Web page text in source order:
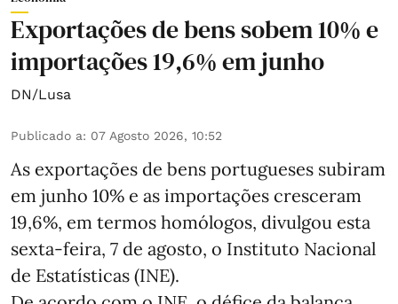
Exportações de bens sobem 10% e
importações 19,6% em junho
DN/Lusa
Publicado a: 07 Agosto 2026, 10:52
As exportações de bens portugueses subiram
em junho 10% e as importações cresceram
19,6%, em termos homólogos, divulgou esta
sexta-feira, 7 de agosto, o Instituto Nacional
de Estatísticas (INE).